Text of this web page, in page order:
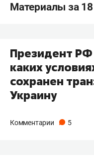
Материалы за
Президент РФ
каких
сохранен
Украину
Комментарии 5